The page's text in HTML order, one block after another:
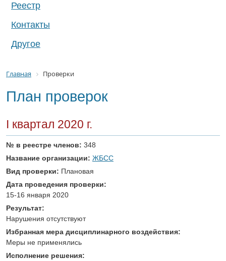
Реестр
Контакты
Другое
Главная Проверки
План проверок
I квартал 2020 г.
№ в реестре членов: 348
Название организации: ЖБСС
Вид проверки: Плановая
Дата проведения проверки:
15-16 января 2020
Результат:
Нарушения отсутствуют
Избранная мера дисциплинарного воздействия:
Меры не применялись
Исполнение решения: